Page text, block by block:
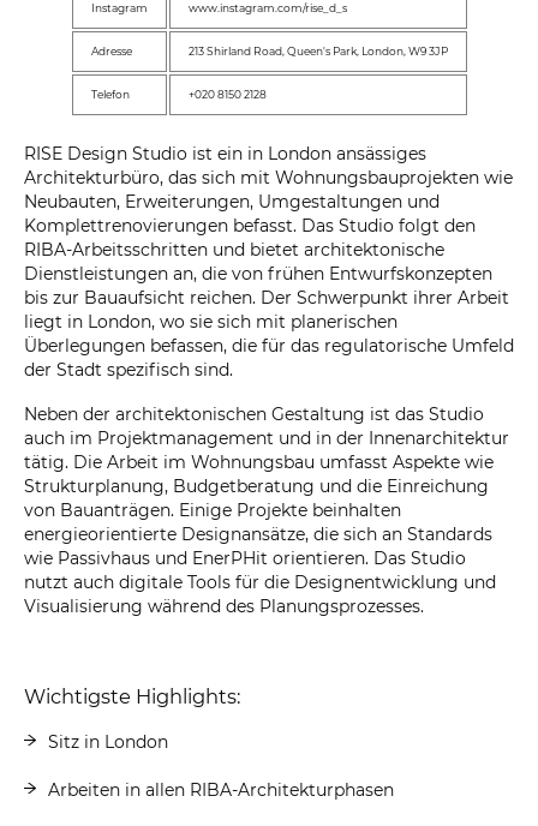
Instagram www.instagram.com/rise_d_s
Adresse 213 Shirland Road, Queen's Park, London, W9 3JP
Telefon +020 8150 2128
RISE Design Studio ist ein in London ansässiges
Architekturbüro, das sich mit Wohnungsbauprojekten wie
Neubauten, Erweiterungen, Umgestaltungen und
Komplettrenovierungen befasst. Das Studio folgt den
RIBA-Arbeitsschritten und bietet architektonische
Dienstleistungen an, die von frühen Entwurfskonzepten
bis zur Bauaufsicht reichen. Der Schwerpunkt ihrer Arbeit
liegt in London, wo sie sich mit planerischen
Überlegungen befassen, die für das regulatorische Umfeld
der Stadt spezifisch sind.
Neben der architektonischen Gestaltung ist das Studio
auch im Projektmanagement und in der Innenarchitektur
tätig. Die Arbeit im Wohnungsbau umfasst Aspekte wie
Strukturplanung, Budgetberatung und die Einreichung
von Bauanträgen. Einige Projekte beinhalten
energieorientierte Designansätze, die sich an Standards
wie Passivhaus und EnerPHit orientieren. Das Studio
nutzt auch digitale Tools für die Designentwicklung und
Visualisierung während des Planungsprozesses.
Wichtigste Highlights:
Sitz in London
Arbeiten in allen RIBA-Architekturphasen